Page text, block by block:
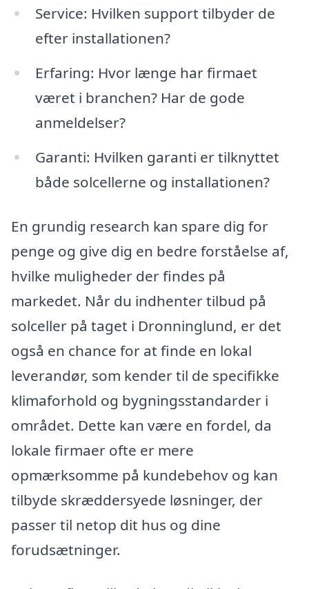
Service: Hvilken support tilbyder de
efter installationen?
Erfaring: Hvor længe har firmaet
været i branchen? Har de gode
anmeldelser?
Garanti: Hvilken garanti er tilknyttet
både solcellerne og installationen?
En grundig research kan spare dig for
penge og give dig en bedre forståelse af,
hvilke muligheder der findes på
markedet. Når du indhenter tilbud på
solceller på taget i Dronninglund, er det
også en chance for at finde en lokal
leverandør, som kender til de specifikke
klimaforhold og bygningsstandarder i
området. Dette kan være en fordel, da
lokale firmaer ofte er mere
opmærksomme på kundebehov og kan
tilbyde skræddersyede løsninger, der
passer til netop dit hus og dine
forudsætninger.